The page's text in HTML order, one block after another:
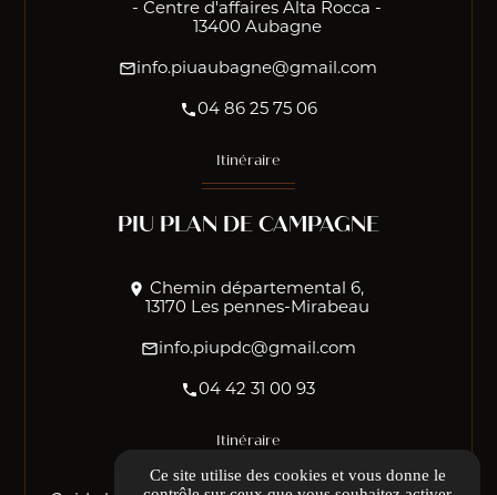
- Centre d'affaires Alta Rocca -
13400 Aubagne
mail_outlineinfo.piuaubagne@gmail.com
phone04 86 25 75 06
Itinéraire
PIU PLAN DE CAMPAGNE
location_on Chemin départemental 6,
13170 Les pennes-Mirabeau
mail_outlineinfo.piupdc@gmail.com
phone04 42 31 00 93
Itinéraire
Ce site utilise des cookies et vous donne le